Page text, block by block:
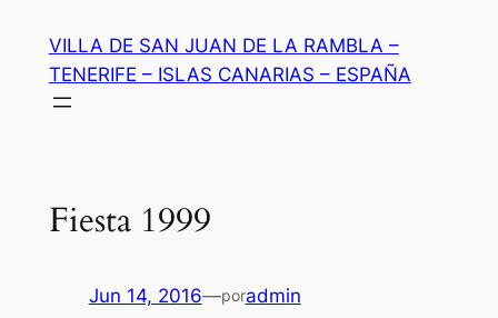
contenido
VILLA DE SAN JUAN DE LA RAMBLA –
TENERIFE – ISLAS CANARIAS – ESPAÑA
Fiesta 1999
Jun 14, 2016—poradmin